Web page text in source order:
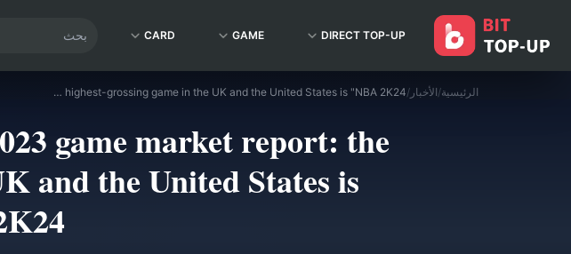
DIRECT TOP-UP
GAME
CARD
الرئيسية/الأخبار /
Research organization releases 2023 game market report: the highest-grossing game in the UK and the United States is "NBA 2K24"
game market report: the
and the United States is